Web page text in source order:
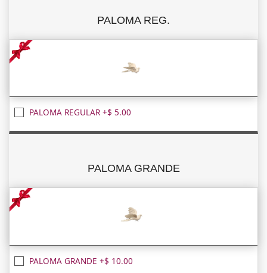
PALOMA REG.
PALOMA REGULAR +$ 5.00
PALOMA GRANDE
PALOMA GRANDE +$ 10.00